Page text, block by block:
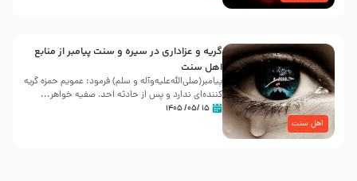
اهل سنت
گریه و عزاداری در سیره و سنت پیامبر از منابع
اهل سنت
پیامبر(صلی‌الله‌علیه‌وآله و سلم) فرمود: عمویم حمزه گریه
کننده‌ای ندارد و پس از حادثه احد، صفیه خواهر...
۱۵ /۰۵/ ۱۴۰۵